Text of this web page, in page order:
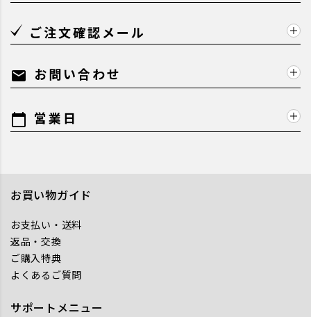
ご注文確認メール
mail お問い合わせ
calendar_today 営業日
お買い物ガイド
お支払い・送料
返品・交換
ご購入特典
よくあるご質問
サポートメニュー